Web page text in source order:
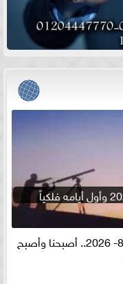
أذكار الصباح الأحد 9-8- 2026.. أصبحنا وأصبح